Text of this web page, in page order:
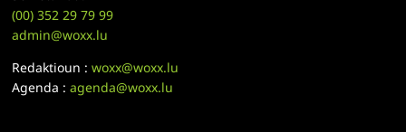
(00)352 29 79 99
admin@woxx.lu
Redaktioun :woxx@woxx.lu
Agenda :agenda@woxx.lu